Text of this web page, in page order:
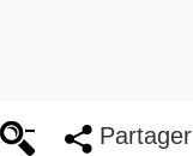
Partager